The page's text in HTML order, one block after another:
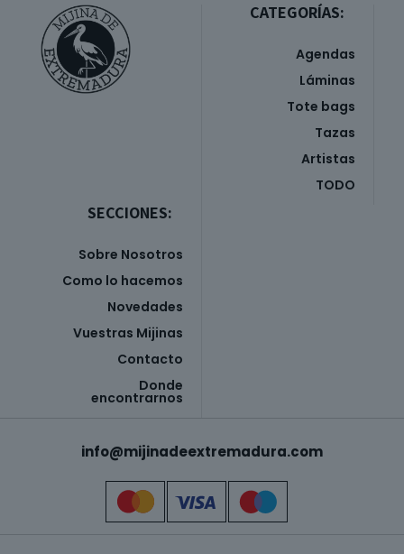
CATEGORÍAS:
Agendas
Láminas
Tote bags
Tazas
Artistas
TODO
SECCIONES:
Sobre Nosotros
Como lo hacemos
Novedades
Vuestras Mijinas
Contacto
Donde
encontrarnos
info@mijinadeextremadura.com